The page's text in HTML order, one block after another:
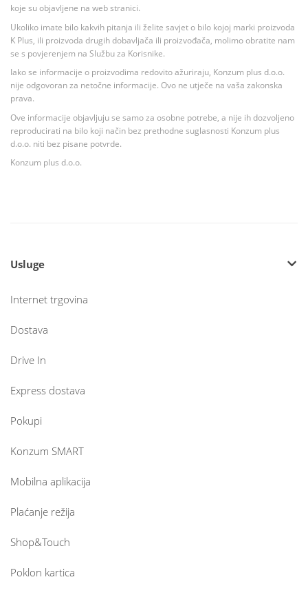
koje su objavljene na web stranici.
Ukoliko imate bilo kakvih pitanja ili želite savjet o bilo kojoj marki proizvoda
K Plus, ili proizvoda drugih dobavljača ili proizvođača, molimo obratite nam
se s povjerenjem na Službu za Korisnike.
Iako se informacije o proizvodima redovito ažuriraju, Konzum plus d.o.o.
nije odgovoran za netočne informacije. Ovo ne utječe na vaša zakonska
prava.
Ove informacije objavljuju se samo za osobne potrebe, a nije ih dozvoljeno
reproducirati na bilo koji način bez prethodne suglasnosti Konzum plus
d.o.o. niti bez pisane potvrde.
Konzum plus d.o.o.
Usluge
Internet trgovina
Dostava
Drive In
Express dostava
Pokupi
Konzum SMART
Mobilna aplikacija
Plaćanje režija
Shop&Touch
Poklon kartica